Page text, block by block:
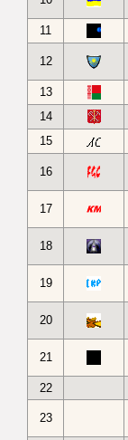
11
12
13
14
15
16
17
18
19
20
21
22
23